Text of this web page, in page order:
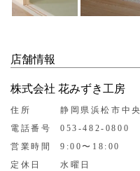
店舗情報
株式会社 花みずき工房
住所
静岡県浜松市中
電話番号
053-482-0800
営業時間
9:00〜18:00
定休日
水曜日